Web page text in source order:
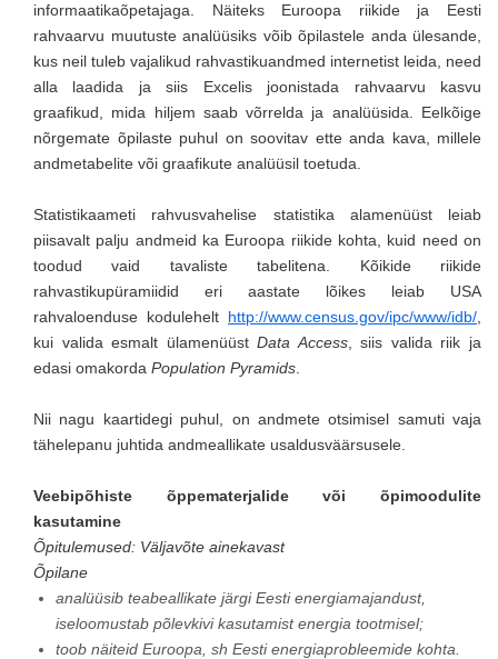
informaatikaõpetajaga. Näiteks Euroopa riikide ja Eesti
rahvaarvu muutuste analüüsiks võib õpilastele anda ülesande,
kus neil tuleb vajalikud rahvastikuandmed internetist leida, need
alla laadida ja siis Excelis joonistada rahvaarvu kasvu
graafikud, mida hiljem saab võrrelda ja analüüsida. Eelkõige
nõrgemate õpilaste puhul on soovitav ette anda kava, millele
andmetabelite või graafikute analüüsil toetuda.
Statistikaameti rahvusvahelise statistika alamenüüst leiab
piisavalt palju andmeid ka Euroopa riikide kohta, kuid need on
toodud vaid tavaliste tabelitena. Kõikide riikide
rahvastikupüramiidid eri aastate lõikes leiab USA
rahvaloenduse kodulehelt http://www.census.gov/ipc/www/idb/
kui valida esmalt ülamenüüstData Access, siis valida riik ja
edasi omakorda Population Pyramids
Nii nagu kaartidegi puhul, on andmete otsimisel samuti vaja
tähelepanu juhtida andmeallikate usaldusväärsusele.
Veebipõhiste õppematerjalide või õpimoodulite
kasutamine
Õpitulemused: Väljavõte ainekavast
Õpilane
analüüsib teabeallikate järgi Eesti energiamajandust,
iseloomustab põlevkivi kasutamist energia tootmisel;
toob näiteid Euroopa, sh Eesti energiaprobleemide kohta.